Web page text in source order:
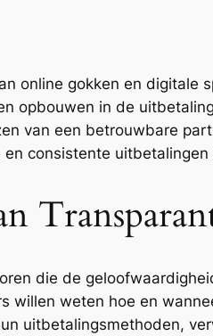
online gokken en
opbouwen in de
van een betrouwbare
consistente
die de
willen weten hoe en
uitbetalingsmethoden,